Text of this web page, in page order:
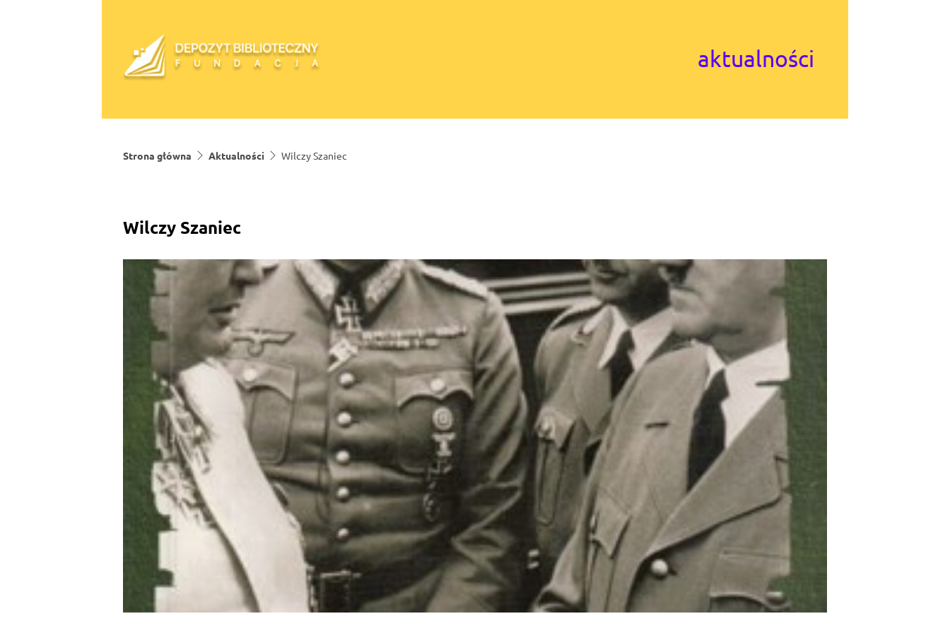
aktualności
Strona główna Aktualności Wilczy Szaniec
Wilczy Szaniec